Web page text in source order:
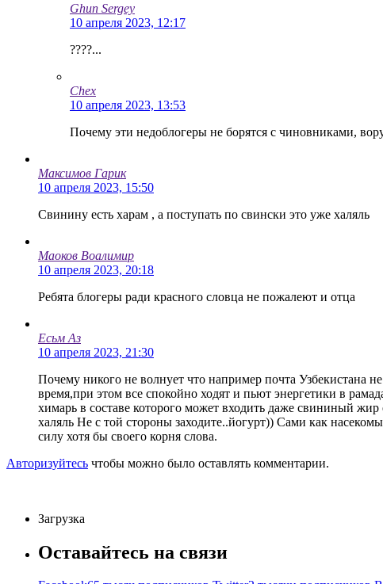
Ghun Sergey
10 апреля 2023, 12:17
????...
Chex
10 апреля 2023, 13:53
Почему эти недоблогеры не борятся с чиновниками,
Максимов Гарик
10 апреля 2023, 15:50
Свинину есть харам , а поступать по свински это уже халяль
Маоков Воалимир
10 апреля 2023, 20:18
Ребята блогеры ради красного словца не пожалеют и отца
Есьм Аз
10 апреля 2023, 21:30
Почему никого не волнует что например почта Узбекистана
время,при этом все спокойно ходят и пьют энергетики в
химарь в составе которого может входить даже свининый
халяль Не с той стороны заходите..йогурт)) Сами как
силу хотя бы своего корня слова.
Авторизуйтесь чтобы можно было оставлять комментарии.
Загрузка
Оставайтесь на связи